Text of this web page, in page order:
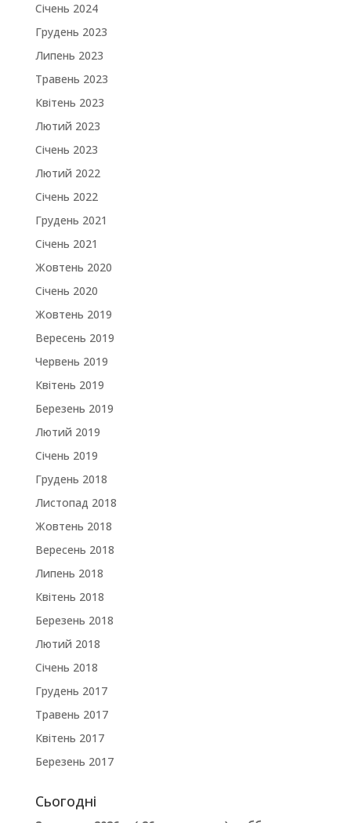
Січень 2024
Грудень 2023
Липень 2023
Травень 2023
Квітень 2023
Лютий 2023
Січень 2023
Лютий 2022
Січень 2022
Грудень 2021
Січень 2021
Жовтень 2020
Січень 2020
Жовтень 2019
Вересень 2019
Червень 2019
Квітень 2019
Березень 2019
Лютий 2019
Січень 2019
Грудень 2018
Листопад 2018
Жовтень 2018
Вересень 2018
Липень 2018
Квітень 2018
Березень 2018
Лютий 2018
Січень 2018
Грудень 2017
Травень 2017
Квітень 2017
Березень 2017
Сьогодні